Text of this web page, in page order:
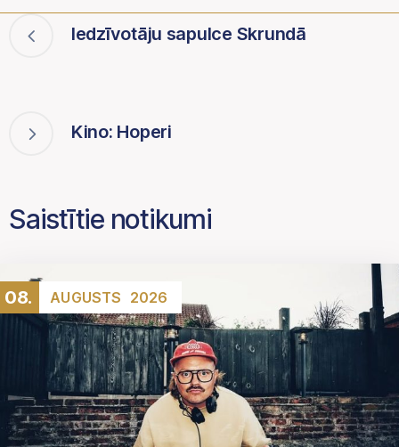
Iedzīvotāju sapulce Skrundā
Kino: Hoperi
Saistītie notikumi
08. AUGUSTS 2026